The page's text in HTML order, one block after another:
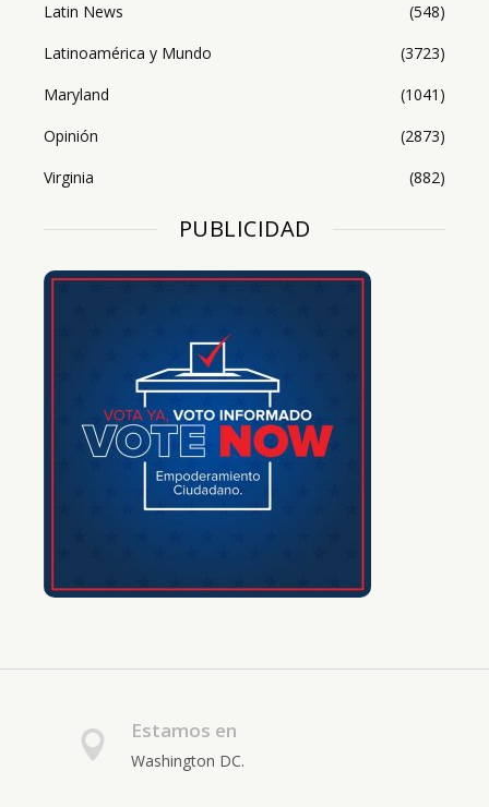
Latin News
(548)
Latinoamérica y Mundo
(3723)
Maryland
(1041)
Opinión
(2873)
Virginia
(882)
PUBLICIDAD
Estamos en
Washington DC.